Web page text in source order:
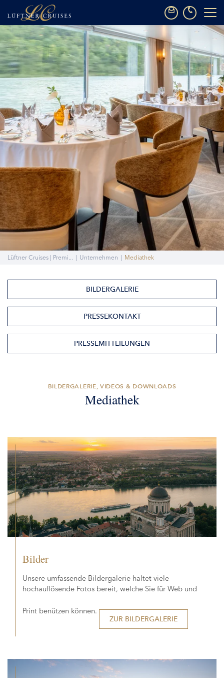
Lüftner Cruises | Premi... | Unternehmen | Mediathek
BILDERGALERIE
PRESSEKONTAKT
PRESSEMITTEILUNGEN
BILDERGALERIE, VIDEOS & DOWNLOADS
Mediathek
Bilder
Unsere umfassende Bildergalerie haltet viele
hochauflösende Fotos bereit, welche Sie für Web und
Print benützen können.
ZUR BILDERGALERIE